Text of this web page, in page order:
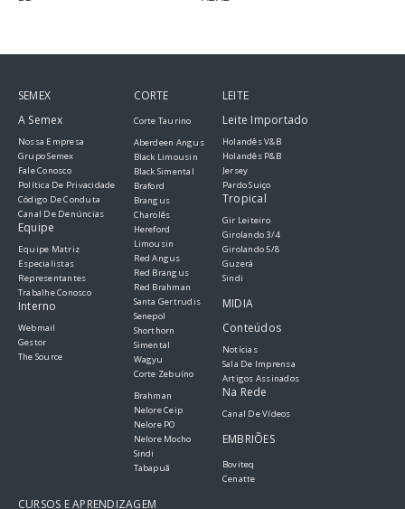
SEMEX
A Semex
Nossa Empresa
Grupo Semex
Fale Conosco
Política De Privacidade
Código De Conduta
Canal De Denúncias
Equipe
Equipe Matriz
Especialistas
Representantes
Trabalhe Conosco
Interno
Webmail
Gestor
The Source
CORTE
Corte Taurino
Aberdeen Angus
Black Limousin
Black Simental
Braford
Brangus
Charolês
Hereford
Limousin
Red Angus
Red Brangus
Red Brahman
Santa Gertrudis
Senepol
Shorthorn
Simental
Wagyu
Corte Zebuíno
Brahman
Nelore Ceip
Nelore PO
Nelore Mocho
Sindi
Tabapuã
LEITE
Leite Importado
Holandês V&B
Holandês P&B
Jersey
Pardo Suiço
Tropical
Gir Leiteiro
Girolando 3/4
Girolando 5/8
Guzerá
Sindi
MIDIA
Conteúdos
Notícias
Sala De Imprensa
Artigos Assinados
Na Rede
Canal De Vídeos
EMBRIÕES
Boviteq
Cenatte
CURSOS E APRENDIZAGEM